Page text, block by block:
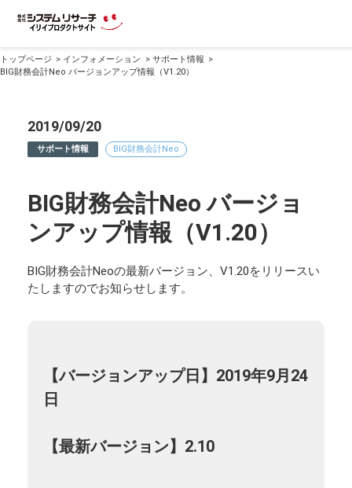
トップページ インフォメーション
サポート情報
BIG財務会計Neo バージョンアップ情報（V1.20）
2019/09/20
サポート情報 BIG財務会計Neo
BIG財務会計Neo バージョ
ンアップ情報（V1.20）
BIG財務会計Neoの最新バージョン、V1.20をリリースい
たしますのでお知らせします。
【バージョンアップ日】2019年9月24
日
【最新バージョン】2.10